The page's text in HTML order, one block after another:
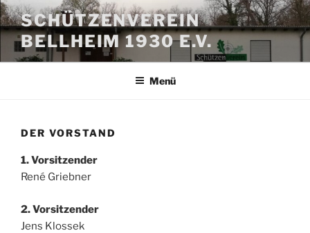
Zum
Inhalt
springen
SCHÜTZENVEREIN
BELLHEIM 1930 E.V.
Menü
DER VORSTAND
1. Vorsitzender
René Griebner
2. Vorsitzender
Jens Klossek